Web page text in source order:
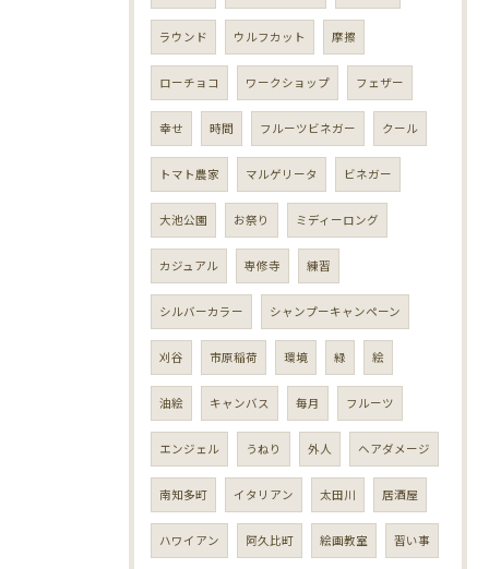
ラウンド ウルフカット 摩擦
ローチョコ ワークショップ フェザー
幸せ 時間 フルーツビネガー クール
トマト農家 マルゲリータ ビネガー
大池公園 お祭り ミディーロング
カジュアル 専修寺 練習
シルバーカラー シャンプーキャンペーン
刈谷 市原稲荷 環境 緑 絵
油絵 キャンバス 毎月 フルーツ
エンジェル うねり 外人 ヘアダメージ
南知多町 イタリアン 太田川 居酒屋
ハワイアン 阿久比町 絵画教室 習い事